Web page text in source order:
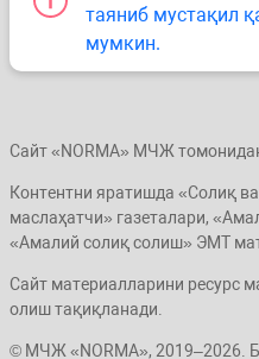
таяниб мустақил
мумкин.
Сайт «NORMA» МЧЖ
Контентни яратишда «Солиқ
маслаҳатчи» газеталари,
«Амалий солиқ солиш» ЭМТ
Сайт материалларини ресурс
олиш тақиқланади.
© МЧЖ «NORMA», 2019–2026.